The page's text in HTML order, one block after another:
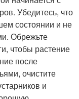
Убедитесь, что
состоянии и не
Обрежьте
чтобы растение
после
очистите
и